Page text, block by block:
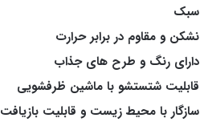
سبک
نشکن و مقاوم در برابر حرارت
دارای رنگ و طرح های جذاب
قابلیت شتستشو با ماشین ظرفشویی
سازگار با محیط زیست و قابلیت بازیافت